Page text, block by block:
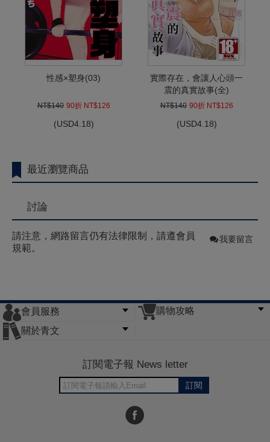
性感×塑身(03)
NT$140 90折 NT$126
(USD4.18)
實際存在，會讓人心頭一
震的真實故事(全)
NT$140 90折 NT$126
(USD4.18)
最近瀏覽商品
討論
請注意，網路留言仍有法律限制，請遵會員
規範。
我要留言
會員服務
會員辦法
客服信箱
隱私條款
網站導覽
購物攻略
關於青文
訂閱電子報 News letter
訂閱